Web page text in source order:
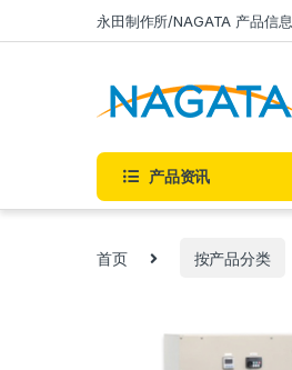
永田制作所/NAGATA 产品信息
产品资讯
首页 按产品分类